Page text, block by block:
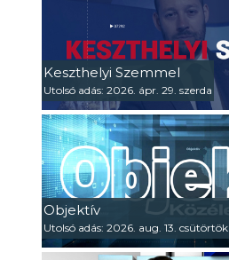
Keszthelyi Szemmel
Utolsó adás: 2026. ápr. 29. szerda
Objektív
Utolsó adás: 2026. aug. 13. csütörtök